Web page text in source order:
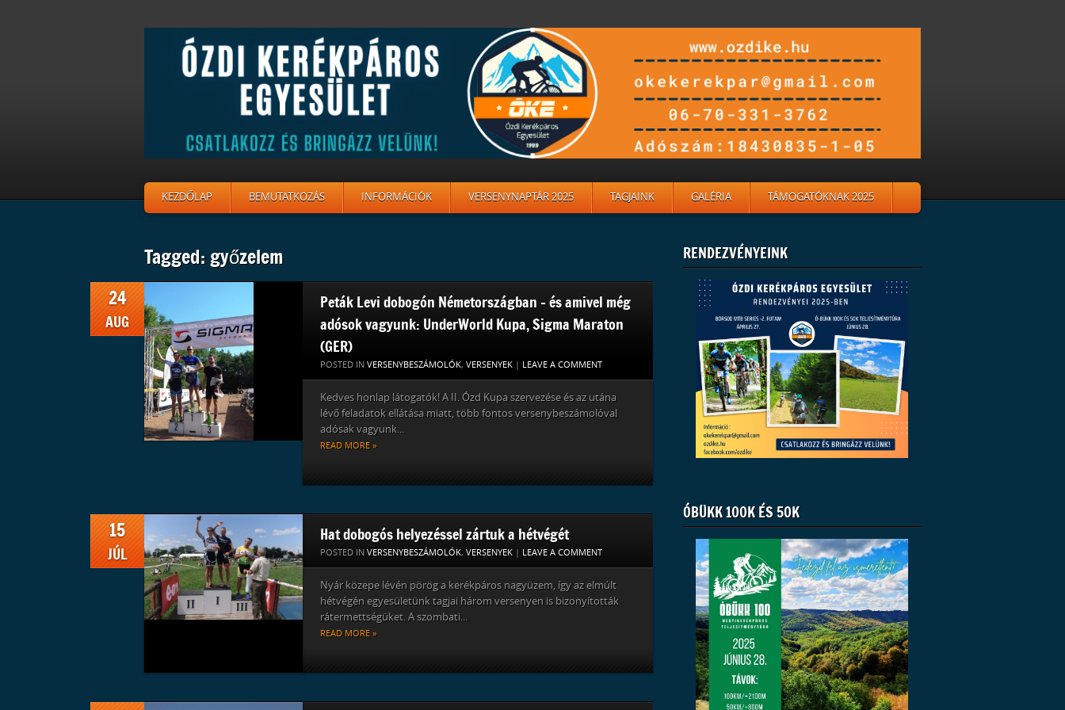
KEZDŐLAP BEMUTATKOZÁS INFORMÁCIÓK VERSENYNAPTÁR 2025 TAGJAINK GALÉRIA TÁMOGATÓKNAK 2025
Tagged: győzelem
24
AUG
Peták Levi dobogón Németországban – és amivel még
adósok vagyunk: UnderWorld Kupa, Sigma Maraton
(GER)
POSTED IN VERSENYBESZÁMOLÓK, VERSENYEK LEAVE A COMMENT
Kedves honlap látogatók! A II. Ózd Kupa szervezése és az utána
lévő feladatok ellátása miatt, több fontos versenybeszámolóval
adósak vagyunk...
READ MORE »
15
JÚL
Hat dobogós helyezéssel zártuk a hétvégét
POSTED IN VERSENYBESZÁMOLÓK, VERSENYEK LEAVE A COMMENT
Nyár közepe lévén pörög a kerékpáros nagyüzem, így az elmúlt
hétvégén egyesületünk tagjai három versenyen is bizonyították
rátermettségüket. A szombati...
READ MORE »
RENDEZVÉNYEINK
ÓBÜKK 100K ÉS 50K